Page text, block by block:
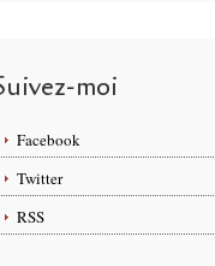
moi
Facebook
Twitter
RSS